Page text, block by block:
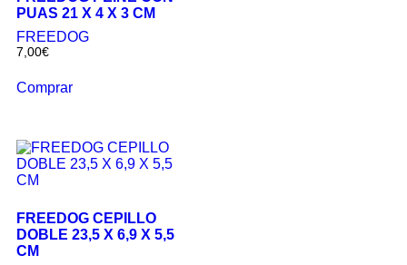
PUAS 21 X 4 X 3 CM
FREEDOG
7,00€
Comprar
FREEDOG CEPILLO
DOBLE 23,5 X 6,9 X 5,5
CM